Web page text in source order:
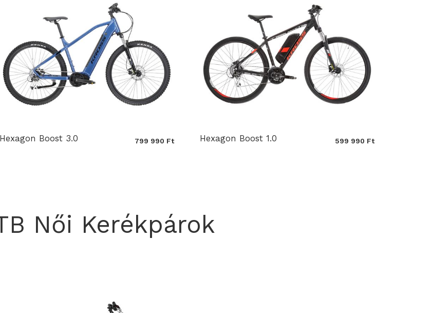
Hexagon Boost 3.0 799 990 Ft Hexagon Boost 1.0 599 990 Ft
Női Kerékpárok